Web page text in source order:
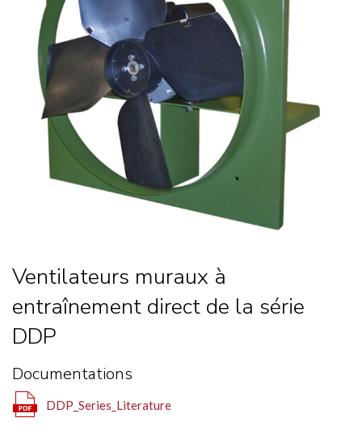
Ventilateurs muraux à
entraînement direct de la série
DDP
Documentations
DDP_Series_Literature